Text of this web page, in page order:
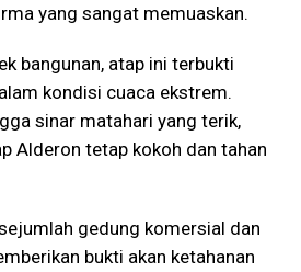
yang sangat memuaskan.
bangunan, atap ini terbukti
kondisi cuaca ekstrem.
sinar matahari yang terik,
Alderon tetap kokoh dan tahan
gedung komersial dan
bukti akan ketahanan